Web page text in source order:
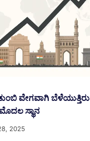
ವೇಗವಾಗಿ
ಸ್ಥಾನ
2025